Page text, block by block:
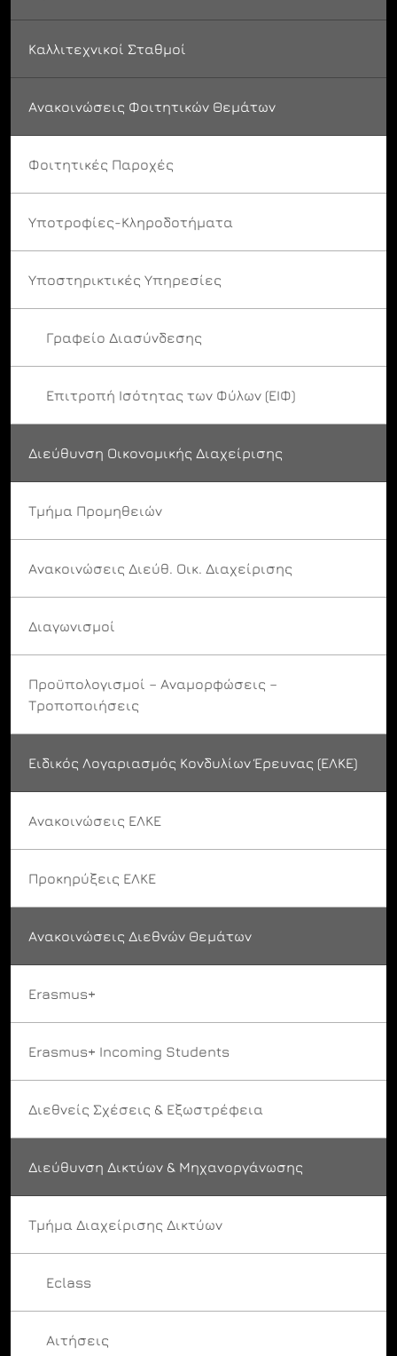
Καλλιτεχνικοί Σταθμοί
Ανακοινώσεις Φοιτητικών Θεμάτων
Φοιτητικές Παροχές
Υποτροφίες-Κληροδοτήματα
Υποστηρικτικές Υπηρεσίες
Γραφείο Διασύνδεσης
Επιτροπή Ισότητας των Φύλων (ΕΙΦ)
Διεύθυνση Οικονομικής Διαχείρισης
Τμήμα Προμηθειών
Ανακοινώσεις Διεύθ. Οικ. Διαχείρισης
Διαγωνισμοί
Προϋπολογισμοί – Αναμορφώσεις –
Τροποποιήσεις
Ειδικός Λογαριασμός Κονδυλίων Έρευνας (ΕΛΚΕ)
Ανακοινώσεις ΕΛΚΕ
Προκηρύξεις ΕΛΚΕ
Ανακοινώσεις Διεθνών Θεμάτων
Erasmus+
Erasmus+ Incoming Students
Διεθνείς Σχέσεις & Εξωστρέφεια
Διεύθυνση Δικτύων & Μηχανοργάνωσης
Τμήμα Διαχείρισης Δικτύων
Eclass
Αιτήσεις